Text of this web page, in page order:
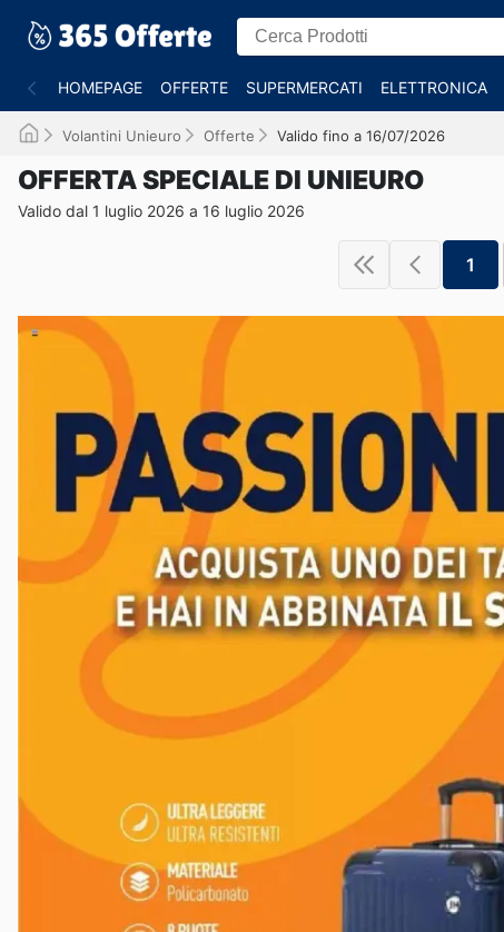
HOMEPAGE OFFERTE SUPERMERCATI ELETTRONICA
Volantini Unieuro Offerte Valido fino a 16/07/2026
OFFERTA SPECIALE DI UNIEURO
Valido dal 1 luglio 2026 a 16 luglio 2026
1